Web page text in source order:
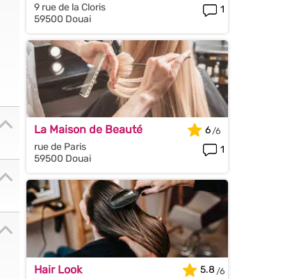
9 rue de la Cloris
59500 Douai
1
La Maison de Beauté
rue de Paris
59500 Douai
6
1
Hair Look
5.8